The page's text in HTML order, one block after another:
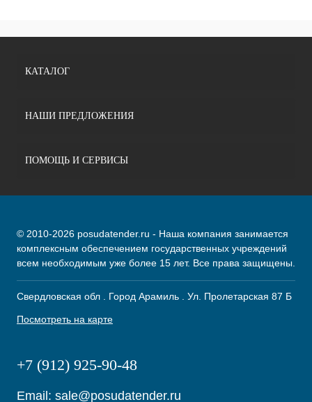
КАТАЛОГ
НАШИ ПРЕДЛОЖЕНИЯ
ПОМОЩЬ И СЕРВИСЫ
© 2010-2026 posudatender.ru - Наша компания занимается
комплексным обеспечением государственных учреждений
всем необходимым уже более 15 лет. Все права защищены.
Свердловская обл . Город Арамиль . Ул. Пролетарская 87 Б
Посмотреть на карте
+7 (912) 925-90-48
Email: sale@posudatender.ru